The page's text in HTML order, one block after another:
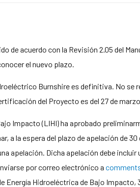
de acuerdo con la Revisión 2.05 del
el nuevo plazo.
Burnshire es definitiva. No se
del Proyecto es del 27 de
Impacto (LIHI) ha aprobado
a la espera del plazo de apelación de
apelación. Dicha apelación debe
por correo electrónico a
Hidroeléctrica de Bajo Impacto,